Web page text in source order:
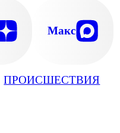
ПРОИСШЕСТВИЯ
Макс